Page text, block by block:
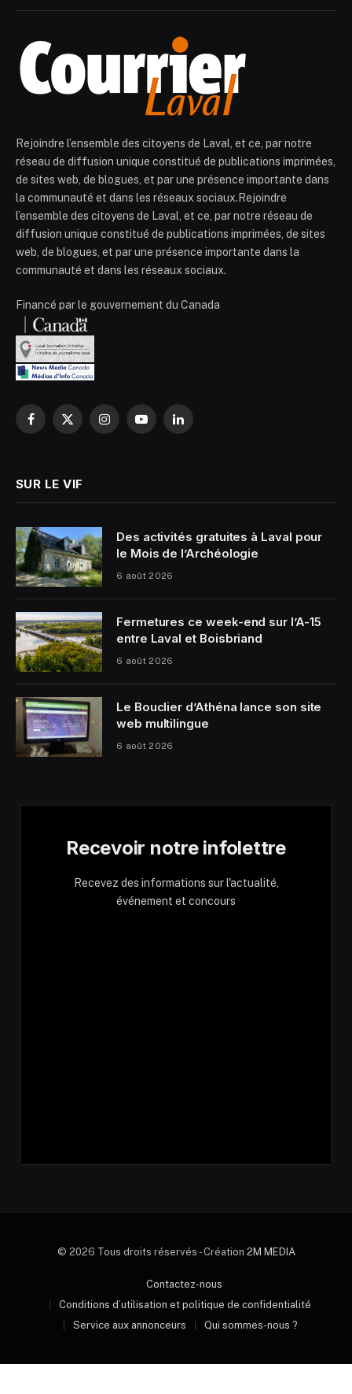
Rejoindre l’ensemble des citoyens de Laval, et ce, par notre
réseau de diffusion unique constitué de publications imprimées,
de sites web, de blogues, et par une présence importante dans
la communauté et dans les réseaux sociaux.Rejoindre
l’ensemble des citoyens de Laval, et ce, par notre réseau de
diffusion unique constitué de publications imprimées, de sites
web, de blogues, et par une présence importante dans la
communauté et dans les réseaux sociaux.
Financé par le gouvernement du Canada
Facebook
X
InstagramYouTubeLinkedIn
SUR LE VIF
Des activités gratuites à Laval pour
le Mois de l’Archéologie
6 août 2026
Fermetures ce week-end sur l’A-15
entre Laval et Boisbriand
6 août 2026
Le Bouclier d’Athéna lance son site
web multilingue
6 août 2026
Recevoir notre infolettre
Recevez des informations sur l'actualité,
événement et concours
© 2026 Tous droits réservés - Création 2M MEDIA
Contactez-nous
Conditions d’utilisation et politique de confidentialité
Service aux annonceurs
Qui sommes-nous ?